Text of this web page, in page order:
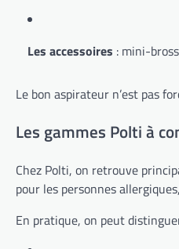
Les accessoires : mini-
Le bon aspirateur n’est pas
Les gammes Polti à
Chez Polti, on retrouve
pour les personnes
En pratique, on peut